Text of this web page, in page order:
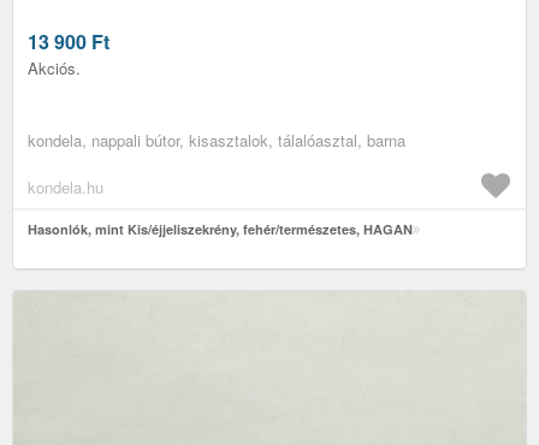
13 900 Ft
Akciós.
kondela, nappali bútor, kisasztalok, tálalóasztal, barna
kondela.hu
Hasonlók, mint Kis/éjjeliszekrény, fehér/természetes, HAGAN